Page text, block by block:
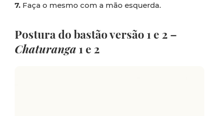
7. Faça o mesmo com a mão esquerda.
Postura do bastão versão 1 e 2 –
Chaturanga 1 e 2